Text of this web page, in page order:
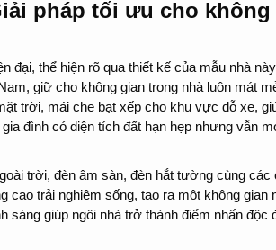
pháp tối ưu cho
thể hiện rõ qua thiết kế của mẫu nhà
giữ cho không gian trong nhà luôn mát
trời, mái che bạt xếp cho khu vực đỗ xe,
đình có diện tích đất hạn hẹp nhưng vẫn
trời, đèn âm sàn, đèn hắt tường cùng
trải nghiệm sống, tạo ra một không gian
giúp ngôi nhà trở thành điểm nhấn độc